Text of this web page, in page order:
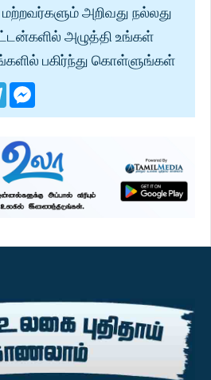
அறிவது நல்லது
அழுத்தி உங்கள்
பகிர்ந்து கொள்ளுங்கள்
Telegram